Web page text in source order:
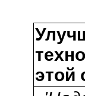
этой